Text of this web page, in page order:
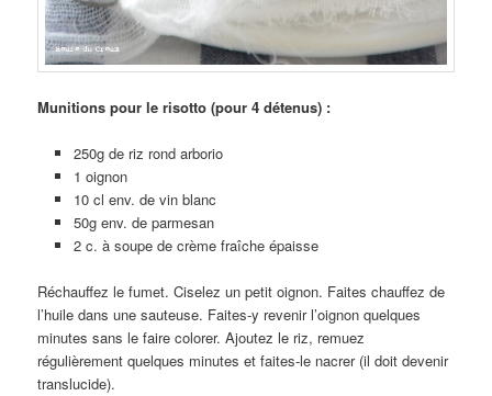
Munitions pour le risotto (pour 4 détenus) :
250g de riz rond arborio
1 oignon
10 cl env. de vin blanc
50g env. de parmesan
2 c. à soupe de crème fraîche épaisse
Réchauffez le fumet. Ciselez un petit oignon. Faites chauffez de
l’huile dans une sauteuse. Faites-y revenir l’oignon quelques
minutes sans le faire colorer. Ajoutez le riz, remuez
régulièrement quelques minutes et faites-le nacrer (il doit devenir
translucide).